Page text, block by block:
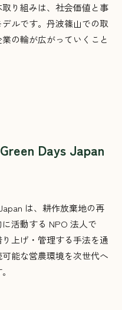
り組みは、社会価値と事
ルです。丹波篠山での取
の輪が広がっていくこと
Days Japan
は、耕作放棄地の再
活動する NPO 法人で
上げ・管理する手法を通
能な営農環境を次世代へ